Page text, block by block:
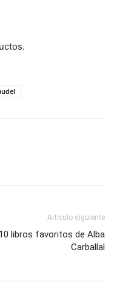
Artículo siguiente
libros favoritos de Alba
Carballal